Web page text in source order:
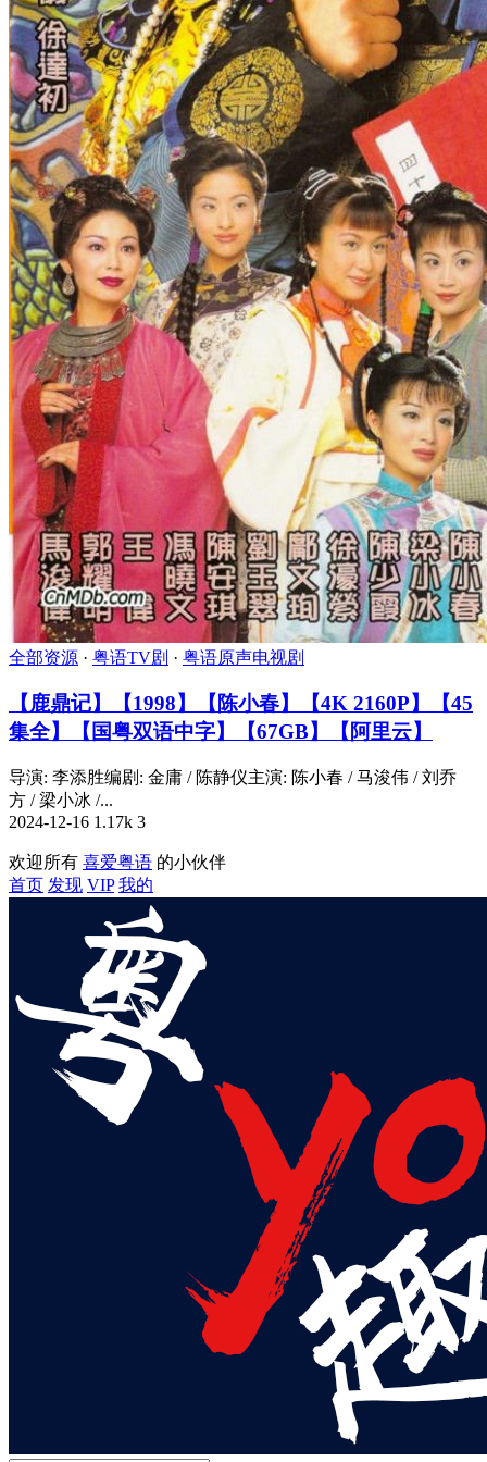
全部资源 · 粤语TV剧 · 粤语原声电视剧
【鹿鼎记】【1998】【陈小春】【4K 2160P】【45
集全】【国粤双语中字】【67GB】【阿里云】
导演: 李添胜编剧: 金庸 / 陈静仪主演: 陈小春 / 马浚伟 / 刘乔
方 / 梁小冰 /...
2024-12-16 1.17k 3
欢迎所有 喜爱粤语 的小伙伴
首页 发现 VIP 我的